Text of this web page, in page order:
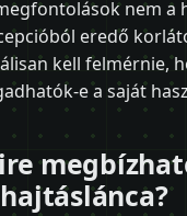
nem a
eredő
kell felmérnie,
e a saját